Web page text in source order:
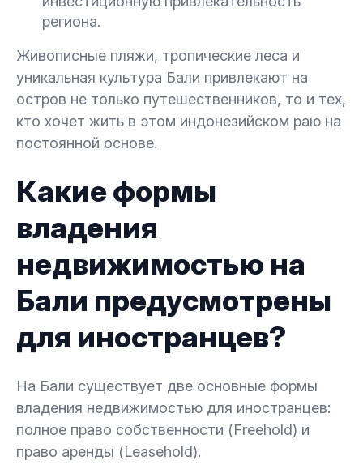
региона.
Живописные пляжи, тропические леса и
уникальная культура Бали привлекают на
остров не только путешественников, то и тех,
кто хочет жить в этом индонезийском раю на
постоянной основе.
Какие формы
владения
недвижимостью на
Бали предусмотрены
для иностранцев?
На Бали существует две основные формы
владения недвижимостью для иностранцев:
полное право собственности (Freehold) и
право аренды (Leasehold).